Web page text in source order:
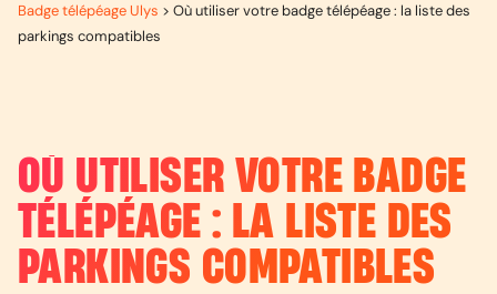
Badge télépéage Ulys > Où utiliser votre badge télépéage : la liste des
parkings compatibles
OÙ UTILISER VOTRE BADGE
TÉLÉPÉAGE : LA LISTE DES
PARKINGS COMPATIBLES